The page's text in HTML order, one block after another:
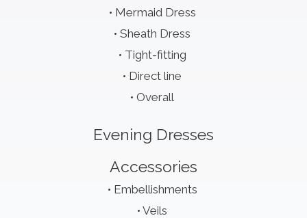
Mermaid Dress
Sheath Dress
Tight-fitting
Direct line
Overall
Evening Dresses
Accessories
Embellishments
Veils